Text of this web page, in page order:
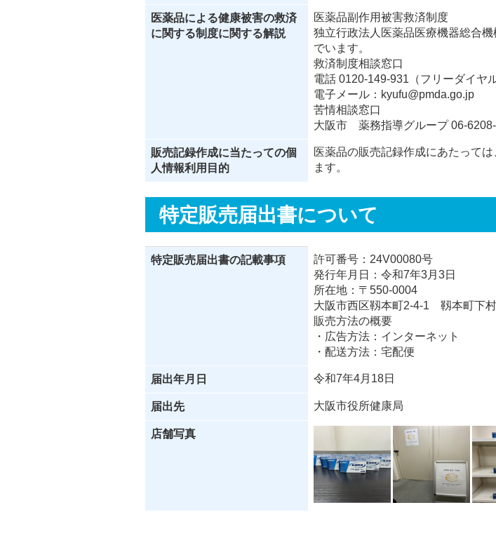
医薬品による健康被害の救済
に関する制度に関する解説
医薬品副作用被害救済制度
独立行政法人医薬品医療機器総合
でいます。
救済制度相談窓口
電話 0120-149-931（フリーダイ
電子メール：kyufu@pmda.go.jp
苦情相談窓口
大阪市 薬務指導グループ 06-
販売記録作成に当たっての個
人情報利用目的
医薬品の販売記録作成にあたって
ます。
特定販売届出書について
特定販売届出書の記載事項
許可番号：24V00080号
発行年月日：令和7年3月3日
所在地：〒550-0004
大阪市西区靱本町2-4-1 靱本町下
販売方法の概要
・広告方法：インターネット
・配送方法：宅配便
届出年月日 令和7年4月18日
届出先 大阪市役所健康局
店舗写真